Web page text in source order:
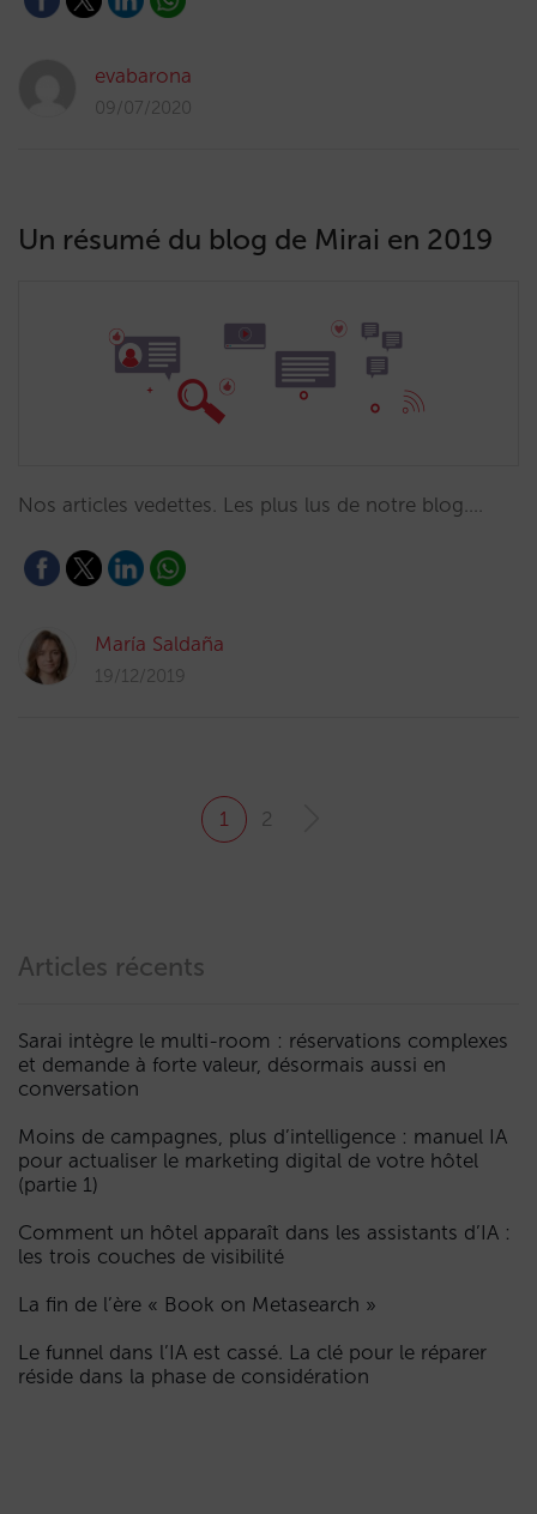
evabarona
09/07/2020
Un résumé du blog de Mirai en 2019
Nos articles vedettes. Les plus lus de notre blog.…
María Saldaña
19/12/2019
1 2
Articles récents
Sarai intègre le multi-room : réservations complexes
et demande à forte valeur, désormais aussi en
conversation
Moins de campagnes, plus d’intelligence : manuel IA
pour actualiser le marketing digital de votre hôtel
(partie 1)
Comment un hôtel apparaît dans les assistants d’IA :
les trois couches de visibilité
La fin de l’ère « Book on Metasearch »
Le funnel dans l’IA est cassé. La clé pour le réparer
réside dans la phase de considération